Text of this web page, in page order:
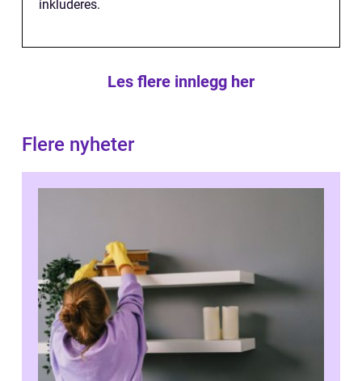
inkluderes.
Les flere innlegg her
Flere nyheter